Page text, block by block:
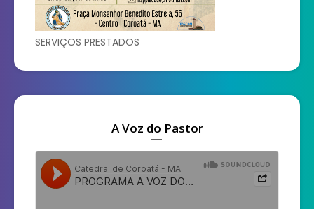
SERVIÇOS PRESTADOS
A Voz do Pastor